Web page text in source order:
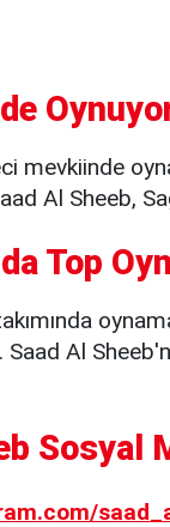
mevkiinde
Al Sheeb,
Top
Saad Al
Sosyal